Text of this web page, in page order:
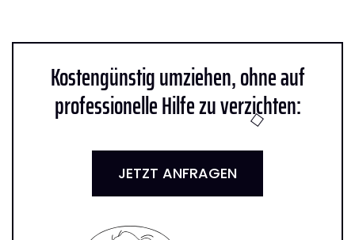
Kostengünstig umziehen, ohne auf
professionelle Hilfe zu verzichten:
JETZT ANFRAGEN